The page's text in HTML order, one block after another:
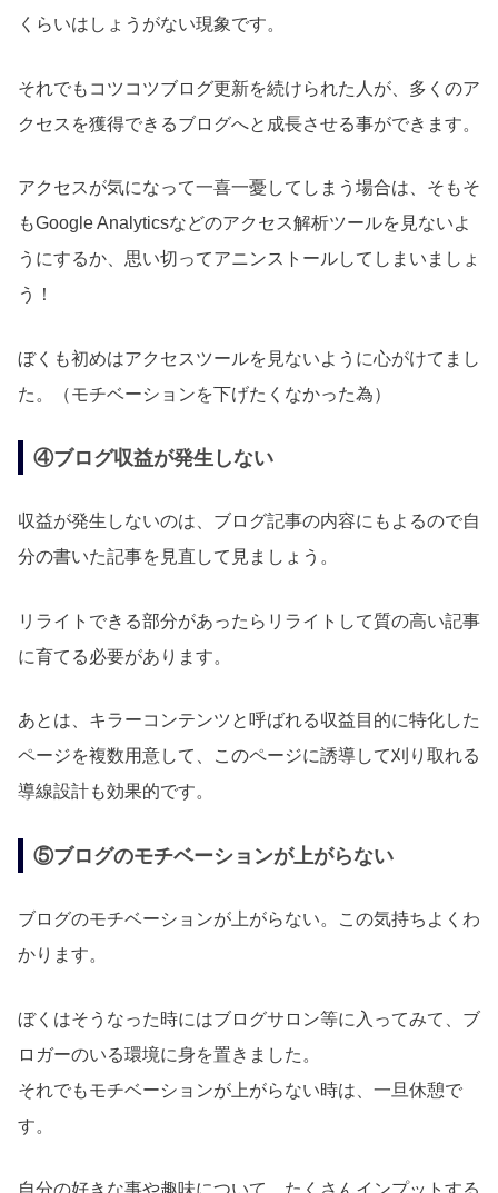
くらいはしょうがない現象です。
それでもコツコツブログ更新を続けられた人が、多くのア
クセスを獲得できるブログへと成長させる事ができます。
アクセスが気になって一喜一憂してしまう場合は、そもそ
もGoogle Analyticsなどのアクセス解析ツールを見ないよ
うにするか、思い切ってアニンストールしてしまいましょ
う！
ぼくも初めはアクセスツールを見ないように心がけてまし
た。（モチベーションを下げたくなかった為）
④ブログ収益が発生しない
収益が発生しないのは、ブログ記事の内容にもよるので自
分の書いた記事を見直して見ましょう。
リライトできる部分があったらリライトして質の高い記事
に育てる必要があります。
あとは、キラーコンテンツと呼ばれる収益目的に特化した
ページを複数用意して、このページに誘導して刈り取れる
導線設計も効果的です。
⑤ブログのモチベーションが上がらない
ブログのモチベーションが上がらない。この気持ちよくわ
かります。
ぼくはそうなった時にはブログサロン等に入ってみて、ブ
ロガーのいる環境に身を置きました。
それでもモチベーションが上がらない時は、一旦休憩で
す。